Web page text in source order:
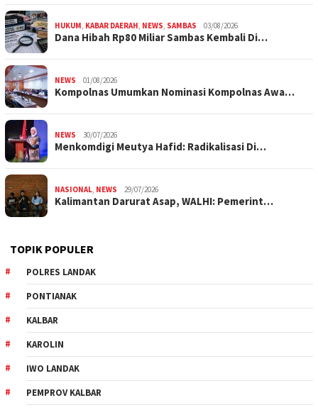
HUKUM, KABAR DAERAH, NEWS, SAMBAS 03/08/2026
Dana Hibah Rp80 Miliar Sambas Kembali Di…
NEWS 01/08/2026
Kompolnas Umumkan Nominasi Kompolnas Awa…
NEWS 30/07/2026
Menkomdigi Meutya Hafid: Radikalisasi Di…
NASIONAL, NEWS 29/07/2026
Kalimantan Darurat Asap, WALHI: Pemerint…
TOPIK POPULER
POLRES LANDAK
PONTIANAK
KALBAR
KAROLIN
IWO LANDAK
PEMPROV KALBAR